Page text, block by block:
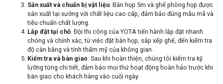
Sản xuất và chuẩn bị vật liệu: Bàn họp 5m và ghế phòng họp được
sản xuất tại xưởng với chất liệu cao cấp, đảm bảo đúng mẫu mã và
tiêu chuẩn chất lượng.
Lắp đặt tại chỗ: Đội thi công của YOTA tiến hành lắp đặt nhanh
chóng và chính xác, từ việc đặt bàn họp, sắp xếp ghế, đến kiểm tra
độ cân bằng và tính thẩm mỹ của không gian.
Kiểm tra và bàn giao: Sau khi hoàn thiện, chúng tôi kiểm tra kỹ
lưỡng từng chi tiết, đảm bảo mọi thứ hoạt động hoàn hảo trước khi
bàn giao cho khách hàng vào cuối ngày.